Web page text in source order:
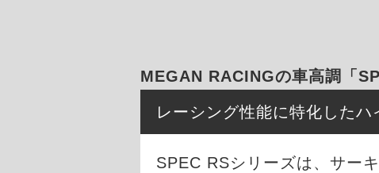
MEGAN RACINGの車高調「
レーシング性能に特化したハ
SPEC RSシリーズは、サー